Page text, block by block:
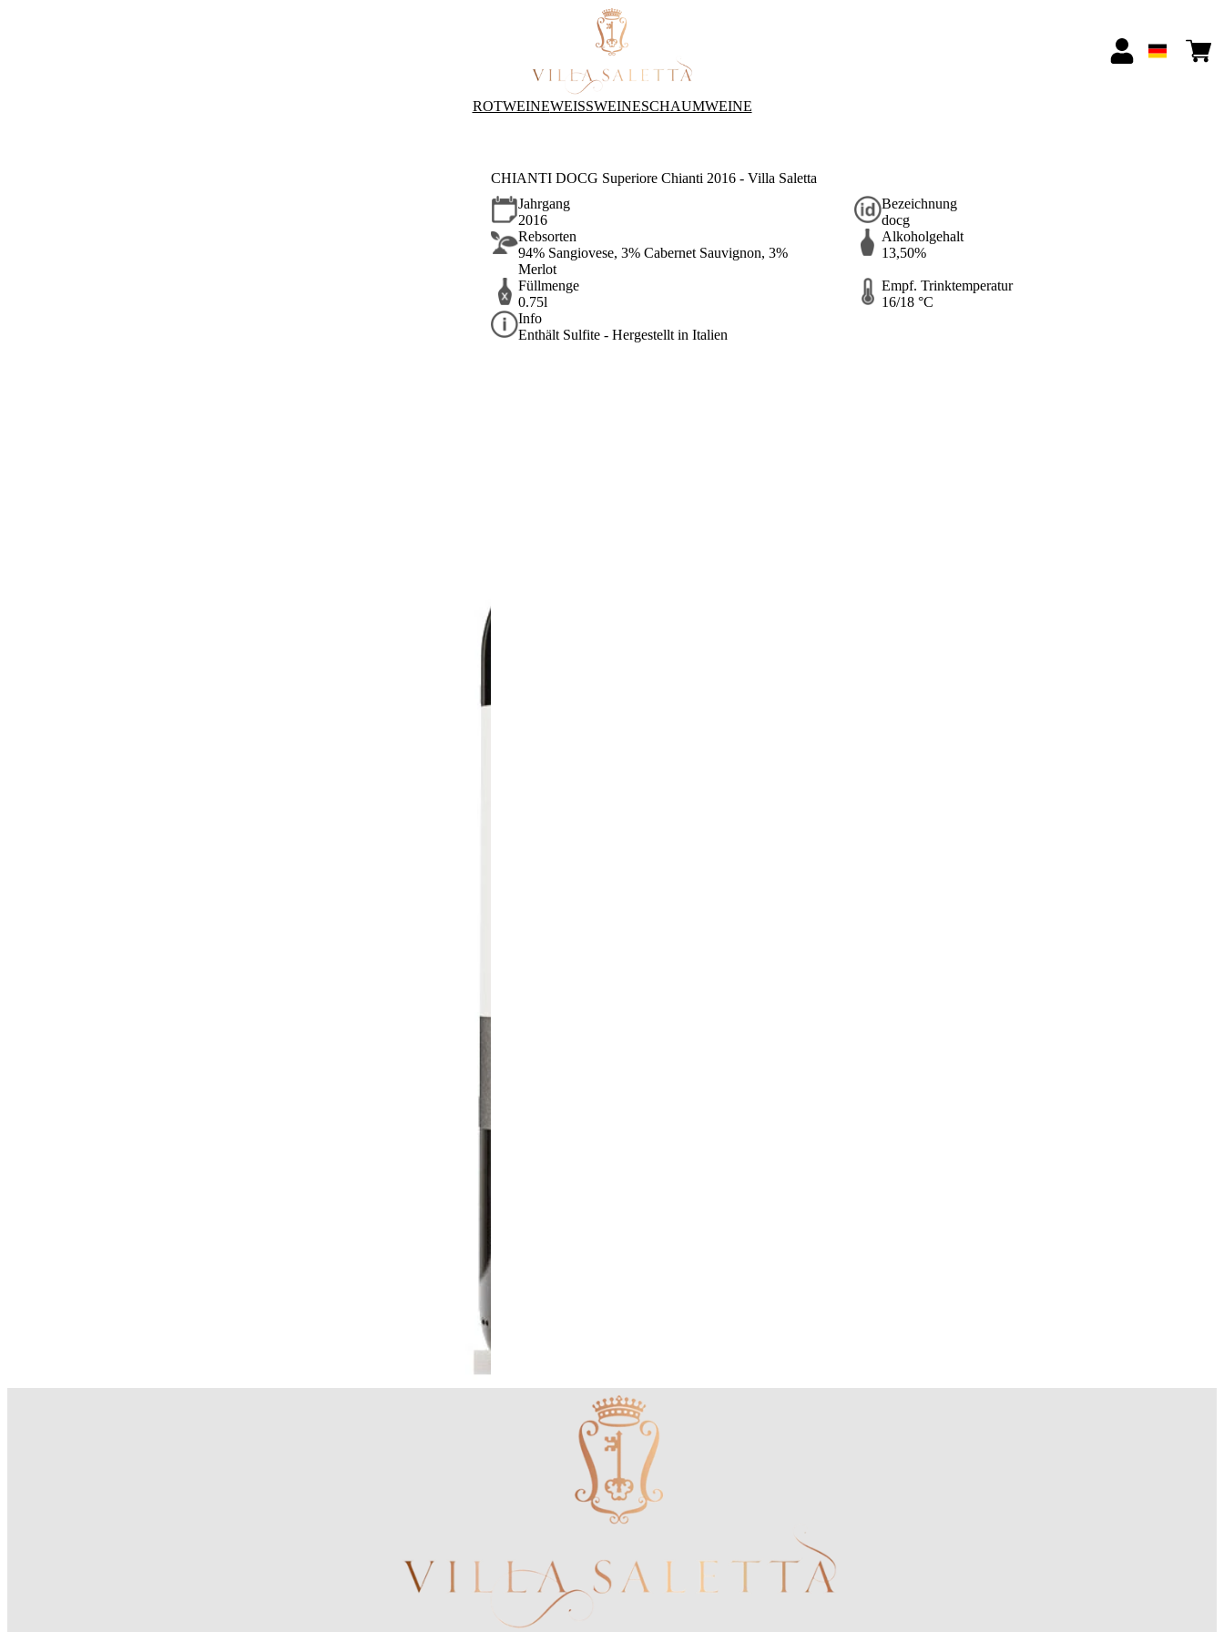
ROTWEINEWEISSWEINESCHAUMWEINE
CHIANTI DOCG Superiore Chianti 2016 - Villa Saletta
Jahrgang
2016
Bezeichnung
docg
Rebsorten
94% Sangiovese, 3% Cabernet Sauvignon, 3%
Merlot
Alkoholgehalt
13,50%
Füllmenge
0.75l
Empf. Trinktemperatur
16/18 °C
Info
Enthält Sulfite - Hergestellt in Italien